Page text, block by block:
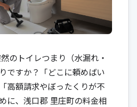
のトイレつまり（水漏れ・
ですか？「どこに頼めばい
高額請求やぼったくりが不
に、浅口郡 里庄町の料金相